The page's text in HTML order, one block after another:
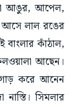
আঙুর, আপেল,
আসে লাল রঙের
কাঁঠাল,
আছেন।
করে আনেন
সিমলার